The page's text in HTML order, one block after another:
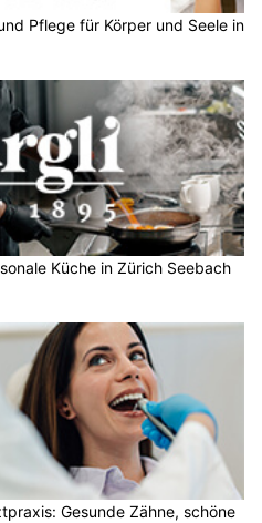
Pflege für Körper und Seele in
Küche in Zürich Seebach
Gesunde Zähne, schöne